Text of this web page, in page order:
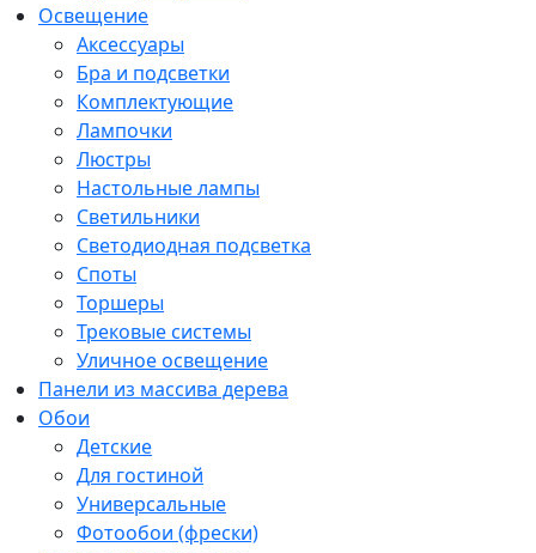
Освещение
Аксессуары
Бра и подсветки
Комплектующие
Лампочки
Люстры
Настольные лампы
Светильники
Светодиодная подсветка
Споты
Торшеры
Трековые системы
Уличное освещение
Панели из массива дерева
Обои
Детские
Для гостиной
Универсальные
Фотообои (фрески)